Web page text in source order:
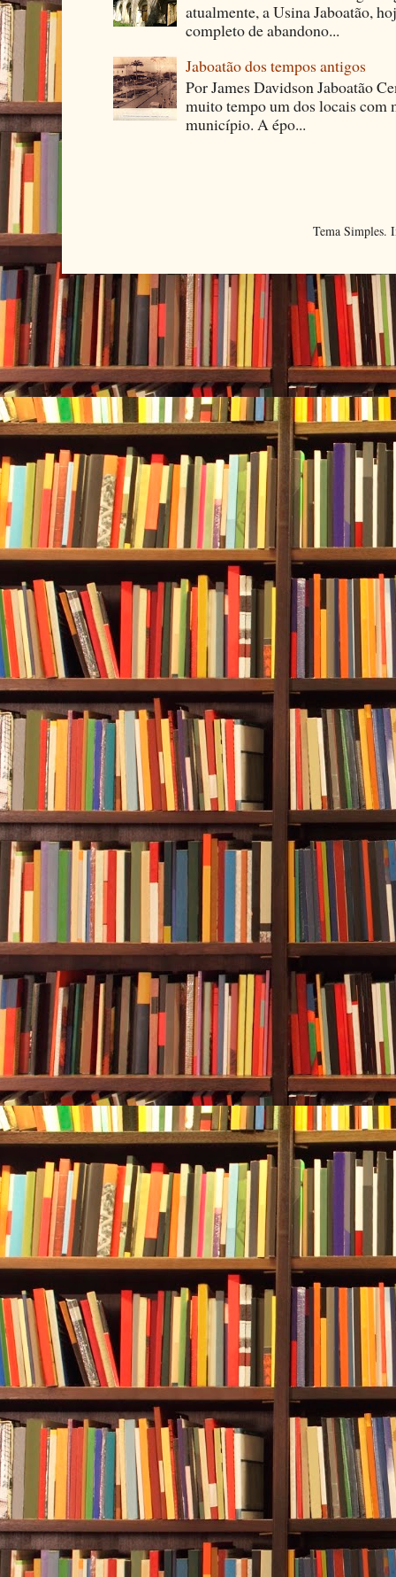
atualmente, a Usina Jaboatão,
completo de abandono...
Jaboatão dos tempos antigos
Por James Davidson Jaboatão
muito tempo um dos locais com
município. A épo...
Tema Simples.